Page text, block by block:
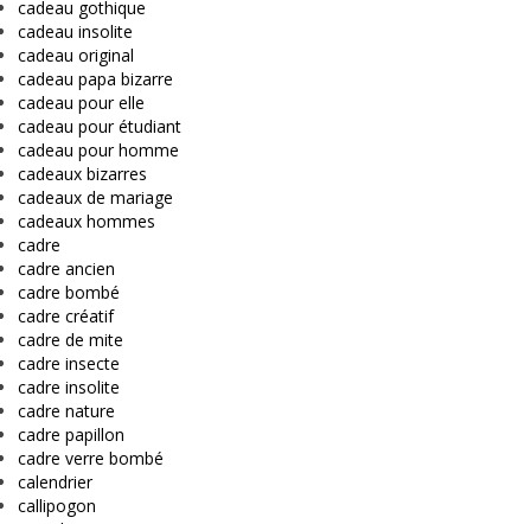
cadeau gothique
cadeau insolite
cadeau original
cadeau papa bizarre
cadeau pour elle
cadeau pour étudiant
cadeau pour homme
cadeaux bizarres
cadeaux de mariage
cadeaux hommes
cadre
cadre ancien
cadre bombé
cadre créatif
cadre de mite
cadre insecte
cadre insolite
cadre nature
cadre papillon
cadre verre bombé
calendrier
callipogon